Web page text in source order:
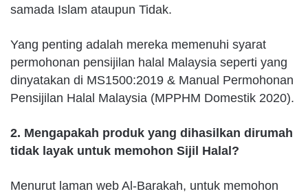
samada Islam ataupun Tidak.
Yang penting adalah mereka memenuhi syarat
permohonan pensijilan halal Malaysia seperti yang
dinyatakan di MS1500:2019 & Manual Permohonan
Pensijilan Halal Malaysia (MPPHM Domestik 2020).
2. Mengapakah produk yang dihasilkan dirumah
tidak layak untuk memohon Sijil Halal?
Menurut laman web Al-Barakah, untuk memohon